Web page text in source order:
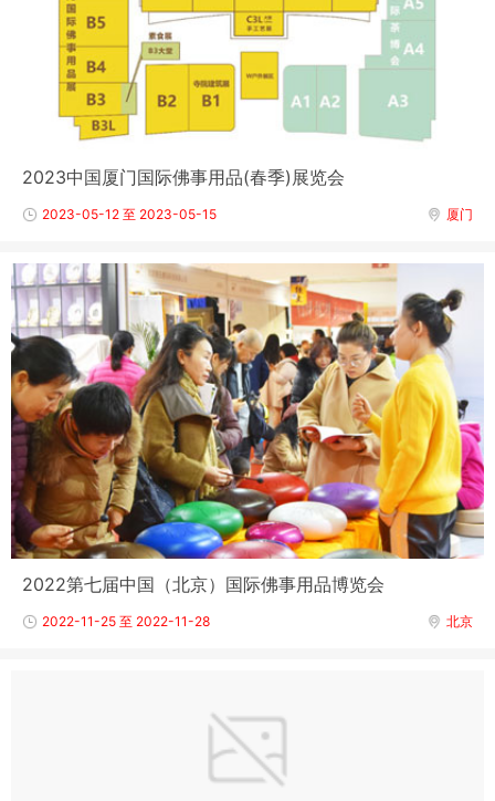
2023中国厦门国际佛事用品(春季)展览会
厦门
2023-05-12 至 2023-05-15
2022第七届中国（北京）国际佛事用品博览会
北京
2022-11-25 至 2022-11-28